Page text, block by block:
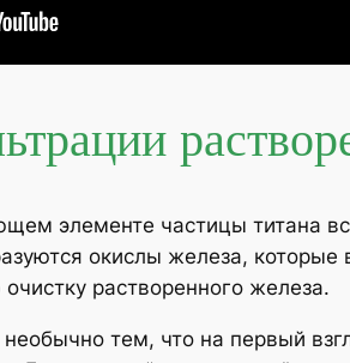
элементе частицы титана
окислы железа,
растворенного железа.
тем, что на первый